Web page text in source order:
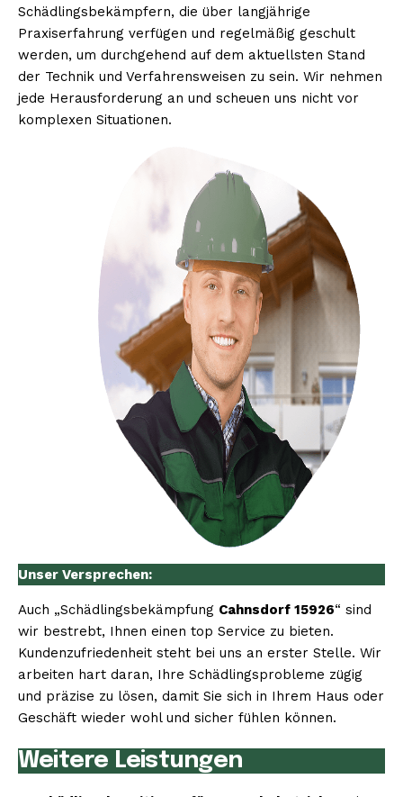
Schädlingsbekämpfern, die über langjährige
Praxiserfahrung verfügen und regelmäßig geschult
werden, um durchgehend auf dem aktuellsten Stand
der Technik und Verfahrensweisen zu sein. Wir nehmen
jede Herausforderung an und scheuen uns nicht vor
komplexen Situationen.
Unser Versprechen:
Auch „Schädlingsbekämpfung Cahnsdorf 15926“ sind
wir bestrebt, Ihnen einen top Service zu bieten.
Kundenzufriedenheit steht bei uns an erster Stelle. Wir
arbeiten hart daran, Ihre Schädlingsprobleme zügig
und präzise zu lösen, damit Sie sich in Ihrem Haus oder
Geschäft wieder wohl und sicher fühlen können.
Weitere Leistungen